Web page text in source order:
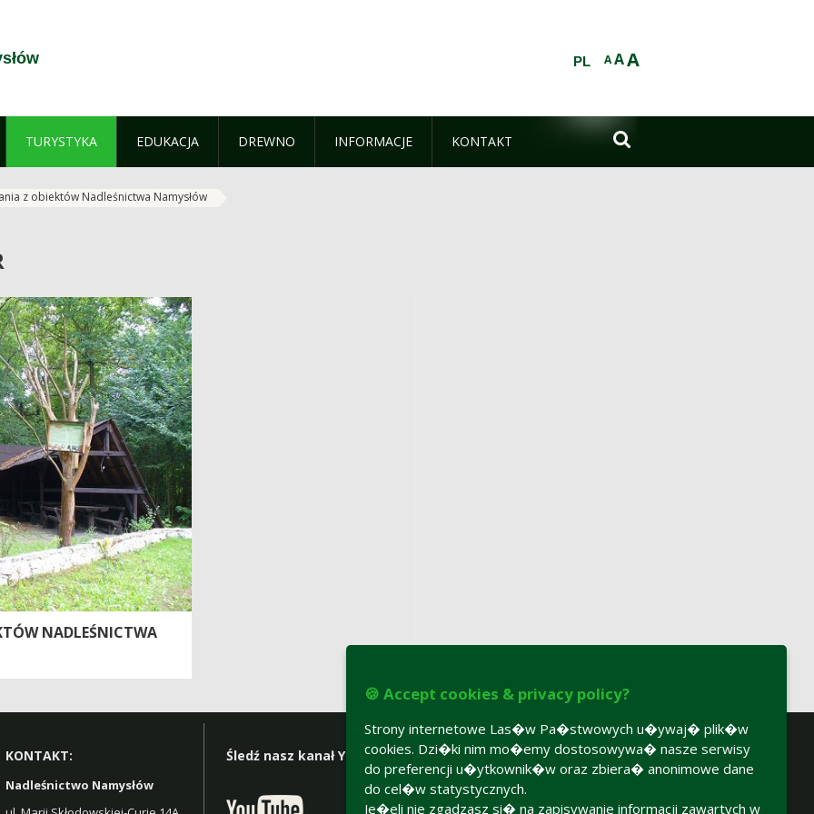
AAA
PL
TURYSTYKA EDUKACJA DREWNO INFORMACJE KONTAKT 
z obiektów Nadleśnictwa Namysłów
NADLEŚNICTWA
KONTAKT:
Nadleśnictwo Namysłów
Śledź nasz kanał YT:
🍪 Accept cookies & privacy policy?
Strony internetowe Las�w Pa�stwowych u�ywaj� plik�w
cookies. Dzi�ki nim mo�emy dostosowywa� nasze serwisy
do preferencji u�ytkownik�w oraz zbiera� anonimowe dane
do cel�w statystycznych.
Je�eli nie zgadzasz si� na zapisywanie informacji zawartych w